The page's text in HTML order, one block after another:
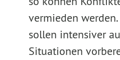
vermieden
sollen intensiver
Situationen